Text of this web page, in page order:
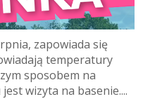
zapowiada się
temperatury
sposobem na
wizyta na basenie....